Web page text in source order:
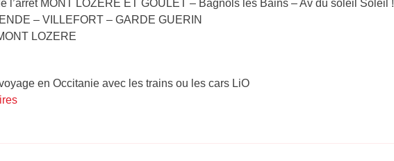
l’arrêt MONT LOZÈRE ET GOULET – Bagnols les Bains – Av du soleil Soleil !
– VILLEFORT – GARDE GUERIN
LOZERE
en Occitanie avec les trains ou les cars LiO